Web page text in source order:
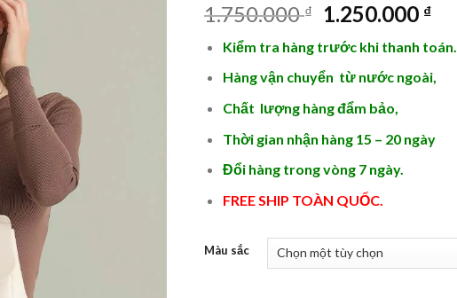
1.750.000₫
Giá
là:
1.750.000 ₫.
1.250.000 ₫Giá
tại
là:
Kiểm tra hàng trước khi thanh toán.
Hàng vận chuyển từ nước ngoài,
Chất lượng hàng đẩm bảo,
Thời gian nhận hàng 15 – 20 ngày
Đổi hàng trong vòng 7 ngày.
FREE SHIP TOÀN QUỐC.
Màu sắc